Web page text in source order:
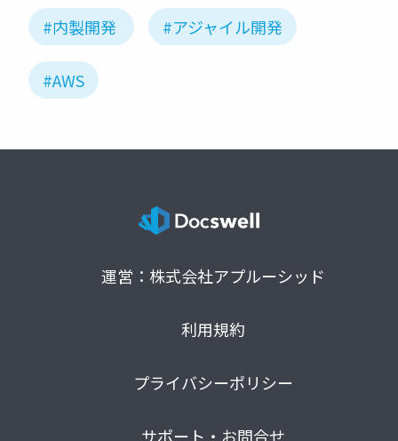
#内製開発 #アジャイル開発
#AWS
運営：株式会社アプルーシッド
利用規約
プライバシーポリシー
サポート・お問合せ